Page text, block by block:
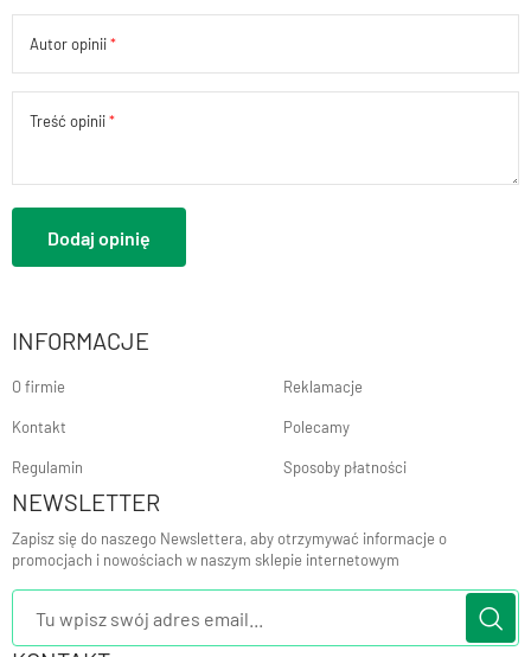
Autor opinii
Treść opinii
Dodaj opinię
INFORMACJE
O firmie
Kontakt
Regulamin
Reklamacje
Polecamy
Sposoby płatności
NEWSLETTER
Zapisz się do naszego Newslettera, aby otrzymywać informacje o
promocjach i nowościach w naszym sklepie internetowym